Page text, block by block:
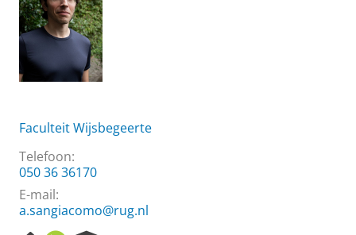
Faculteit Wijsbegeerte
Telefoon:
050 36 36170
E-mail:
a.sangiacomo@rug.nl